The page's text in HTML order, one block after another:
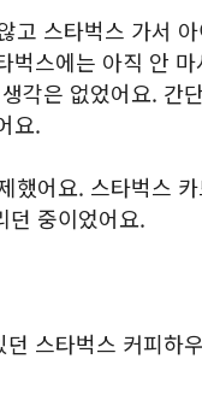
고 스타벅스 가서
벅스에는 아직 안 마
각은 없었어요. 간
요.
했어요. 스타벅스
던 중이었어요.
스타벅스 커피하